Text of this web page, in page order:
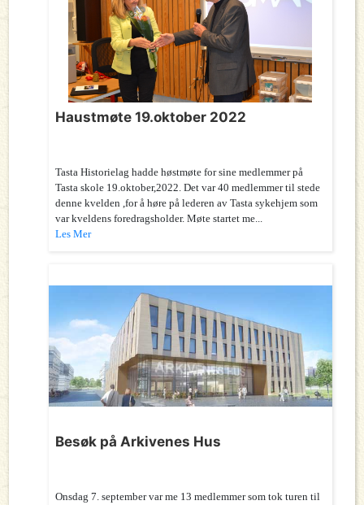
Haustmøte 19.oktober 2022
Tasta Historielag hadde høstmøte for sine medlemmer på
Tasta skole 19.oktober,2022. Det var 40 medlemmer til stede
denne kvelden ,for å høre på lederen av Tasta sykehjem som
var kveldens foredragsholder. Møte startet me...
Les Mer
Besøk på Arkivenes Hus
Onsdag 7. september var me 13 medlemmer som tok turen til